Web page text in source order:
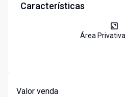
Características
Área Privativa
Valor venda